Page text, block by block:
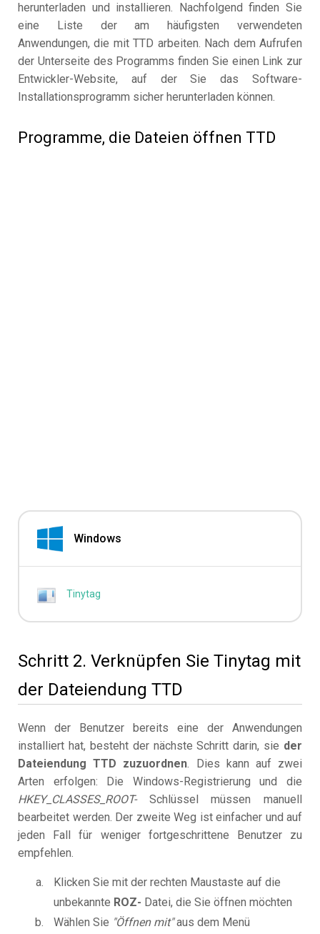
herunterladen und installieren. Nachfolgend finden Sie
eine Liste der am häufigsten verwendeten
Anwendungen, die mit TTD arbeiten. Nach dem Aufrufen
der Unterseite des Programms finden Sie einen Link zur
Entwickler-Website, auf der Sie das Software-
Installationsprogramm sicher herunterladen können.
Programme, die Dateien öffnen TTD
Windows
Tinytag
Schritt 2. Verknüpfen Sie Tinytag mit
der Dateiendung TTD
Wenn der Benutzer bereits eine der Anwendungen
installiert hat, besteht der nächste Schritt darin, sie der
Dateiendung TTD zuzuordnen. Dies kann auf zwei
Arten erfolgen: Die Windows-Registrierung und die
HKEY_CLASSES_ROOT-Schlüssel müssen manuell
bearbeitet werden. Der zweite Weg ist einfacher und auf
jeden Fall für weniger fortgeschrittene Benutzer zu
empfehlen.
Klicken Sie mit der rechten Maustaste auf die
unbekannte ROZ- Datei, die Sie öffnen möchten
Wählen Sie "Öffnen mit"aus dem Menü